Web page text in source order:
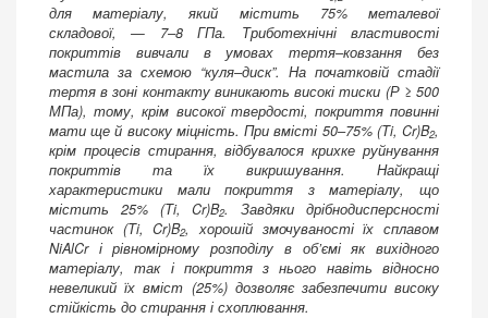
для матеріалу, який містить 75% металевої
складової, — 7–8 ГПа. Триботехнічні властивості
покриттів вивчали в умовах тертя–ковзання без
мастила за схемою “куля–диск”. На початковій стадії
тертя в зоні контакту виникають високі тиски (Р≥ 500
МПа), тому, крім високої твердості, покриття повинні
мати ще й високу міцність. При вмісті 50–75% (Ti, Cr)B2,
крім процесів стирання, відбувалося крихке руйнування
покриттів та їх викришування. Найкращі
характеристики мали покриття з матеріалу, що
містить 25% (Ti, Cr)B2. Завдяки дрібнодисперсності
частинок (Ti, Cr)B2, хорошій змочуваності їх сплавом
NiAlCr і рівномірномурозподілу в об’єміяк вихідного
матеріалу, так і покриття з нього навіть відносно
невеликий їх вміст (25%) дозволяє забезпечити високу
стійкість до стирання і схоплювання.